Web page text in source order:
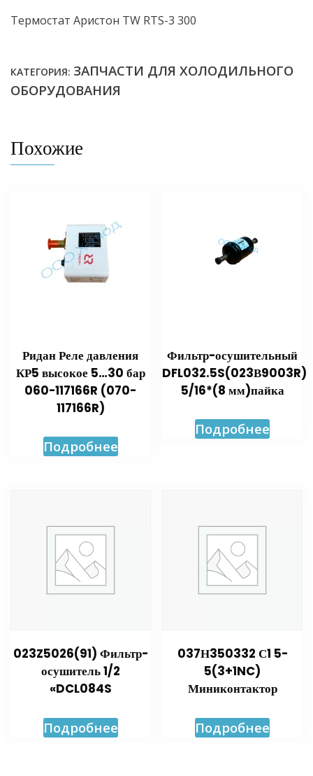
Термостат Аристон TW RTS-3 300
КАТЕГОРИЯ: ЗАПЧАСТИ ДЛЯ ХОЛОДИЛЬНОГО
ОБОРУДОВАНИЯ
Похожие
Ридан Реле давления
КР5 высокое 5…30 бар
060-117166R (070-
117166R)
Подробнее
Фильтр-осушительный
DFL032.5S(023В9003R)
5/16*(8 мм)пайка
Подробнее
023Z5026(91) Фильтр-
осушитель 1/2
«DCL084S
Подробнее
037Н350332 С1 5-
5(3+1NC)
Миниконтактор
Подробнее